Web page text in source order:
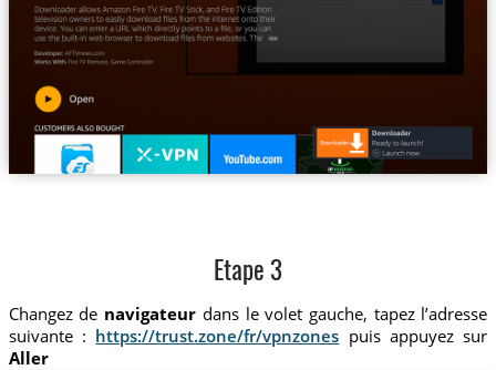
Etape 3
Changez de navigateur dans le volet gauche, tapez l’adresse
suivante : https://trust.zone/fr/vpnzones puis appuyez sur
Aller